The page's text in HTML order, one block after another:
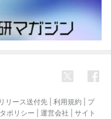
リース送付先 利用規約
プ
ポリシー 運営会社
サイト